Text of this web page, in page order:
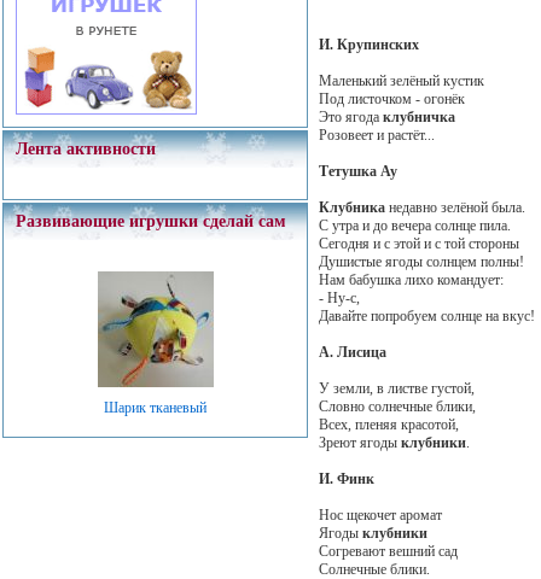
Лента активности
Развивающие игрушки сделай сам
Шарик тканевый
И. Крупинских
Маленький зелёный кустик
Под листочком - огонёк
Это ягода клубничка
Розовеет и растёт...
Тетушка Ау
Клубниканедавно зелёной была.
С утра и до вечера солнце пила.
Сегодня и с этой и с той стороны
Душистые ягоды солнцем полны!
Нам бабушка лихо командует:
- Ну-с,
Давайте попробуем солнце на вкус!
А. Лисица
У земли, в листве густой,
Словно солнечные блики,
Всех, пленяя красотой,
Зреют ягоды клубники.
И. Финк
Нос щекочет аромат
Ягоды клубники
Согревают вешний сад
Солнечные блики.